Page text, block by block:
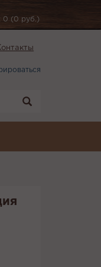
0 (0 руб.)